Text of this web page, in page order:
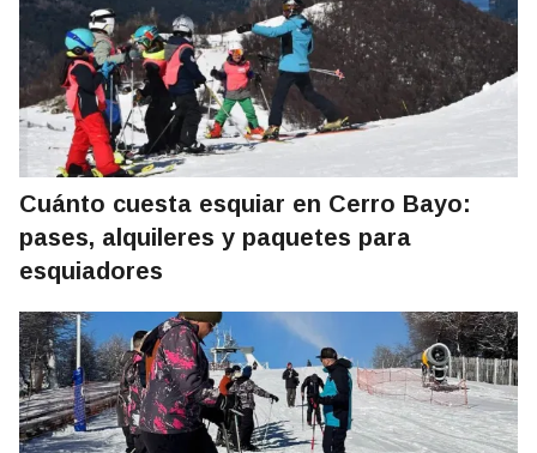
Cuánto cuesta esquiar en Cerro Bayo:
pases, alquileres y paquetes para
esquiadores